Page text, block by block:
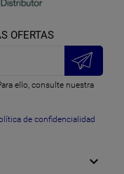
OFERTAS
ello, consulte nuestra
de confidencialidad
